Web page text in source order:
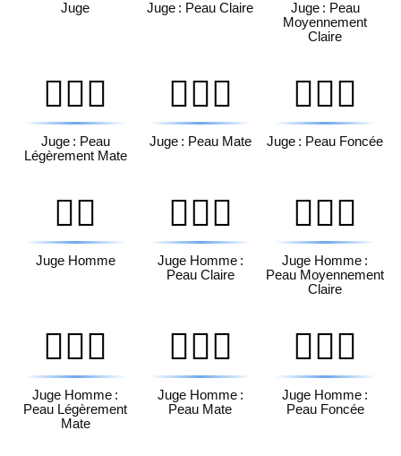
Juge Juge : Peau Claire
Juge : Peau
Moyennement
Claire
🧑🏽‍⚖️
Juge : Peau
Légèrement Mate
🧑🏾‍⚖️
Juge : Peau Mate
🧑🏿‍⚖️
Juge : Peau Foncée
👨‍⚖️
Juge Homme
👨🏻‍⚖️
Juge Homme :
Peau Claire
👨🏼‍⚖️
Juge Homme :
Peau Moyennement
Claire
👨🏽‍⚖️
Juge Homme :
Peau Légèrement
Mate
👨🏾‍⚖️
Juge Homme :
Peau Mate
👨🏿‍⚖️
Juge Homme :
Peau Foncée